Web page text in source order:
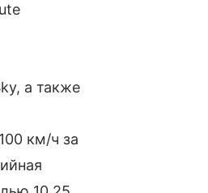
а также
км/ч за